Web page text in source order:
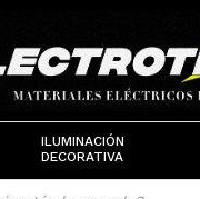
ILUMINACIÓN
DECORATIVA